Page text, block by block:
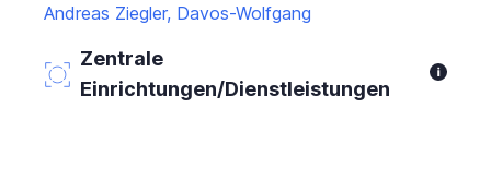
Andreas Ziegler, Davos-Wolfgang
Zentrale
Einrichtungen/Dienstleistungen